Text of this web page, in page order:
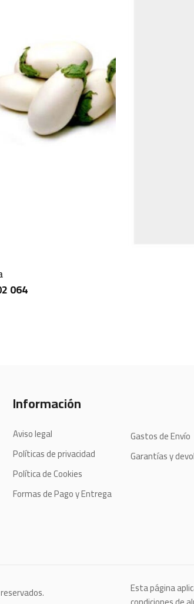
064
Información
Aviso legal
Políticas de privacidad
Política de Cookies
Formas de Pago y Entrega
Gastos de Envío
Garantías y
Esta página